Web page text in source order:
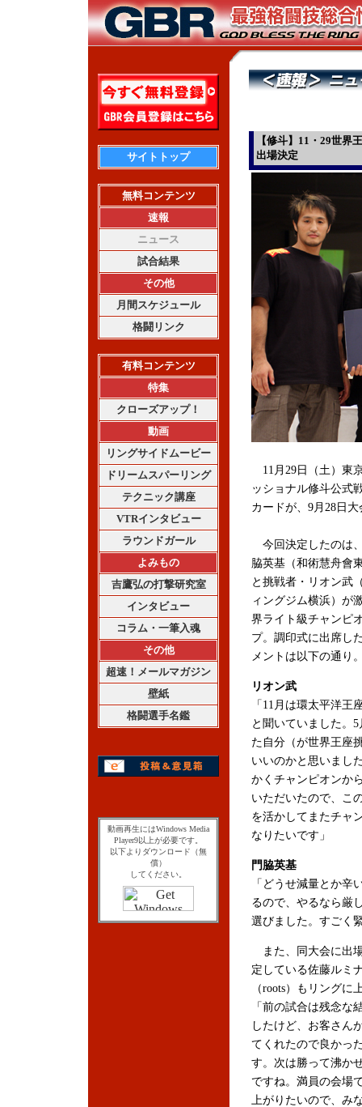
サイトトップ
無料コンテンツ
速報
ニュース
試合結果
その他
月間スケジュール
格闘リンク
有料コンテンツ
特集
クローズアップ！
動画
リングサイドムービー
ドリームスパーリング
テクニック講座
VTRインタビュー
ラウンドガール
よみもの
吉鷹弘の打撃研究室
インタビュー
コラム・一筆入魂
その他
超速！メールマガジン
壁紙
格闘選手名鑑
動画再生にはWindows Media
Player9以上が必要です。
以下よりダウンロード（無
償）
してください。
【修斗】11・29世界
出場決定
11月29日（土）東
ッショナル修斗公式
カードが、9月28日
今回決定したのは
脇英基（和術慧舟會
と挑戦者・リオン武
ィングジム横浜）が
界ライト級チャンピ
プ。調印式に出席し
メントは以下の通り
リオン武
「11月は環太平洋王
と聞いていました。
た自分（が世界王座
いいのかと思いまし
かくチャンピオンか
いただいたので、こ
を活かしてまたチャ
なりたいです」
門脇英基
「どうせ減量とか辛
るので、やるなら厳
選びました。すごく
また、同大会に出
定している佐藤ルミ
（roots）もリングに
「前の試合は残念な
したけど、お客さん
てくれたので良かっ
す。次は勝って沸か
ですね。満員の会場
上がりたいので、み